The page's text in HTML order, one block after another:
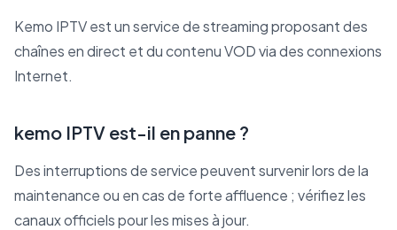
Kemo IPTV est un service de streaming proposant des
chaînes en direct et du contenu VOD via des connexions
Internet.
kemo IPTV est-il en panne ?
Des interruptions de service peuvent survenir lors de la
maintenance ou en cas de forte affluence ; vérifiez les
canaux officiels pour les mises à jour.